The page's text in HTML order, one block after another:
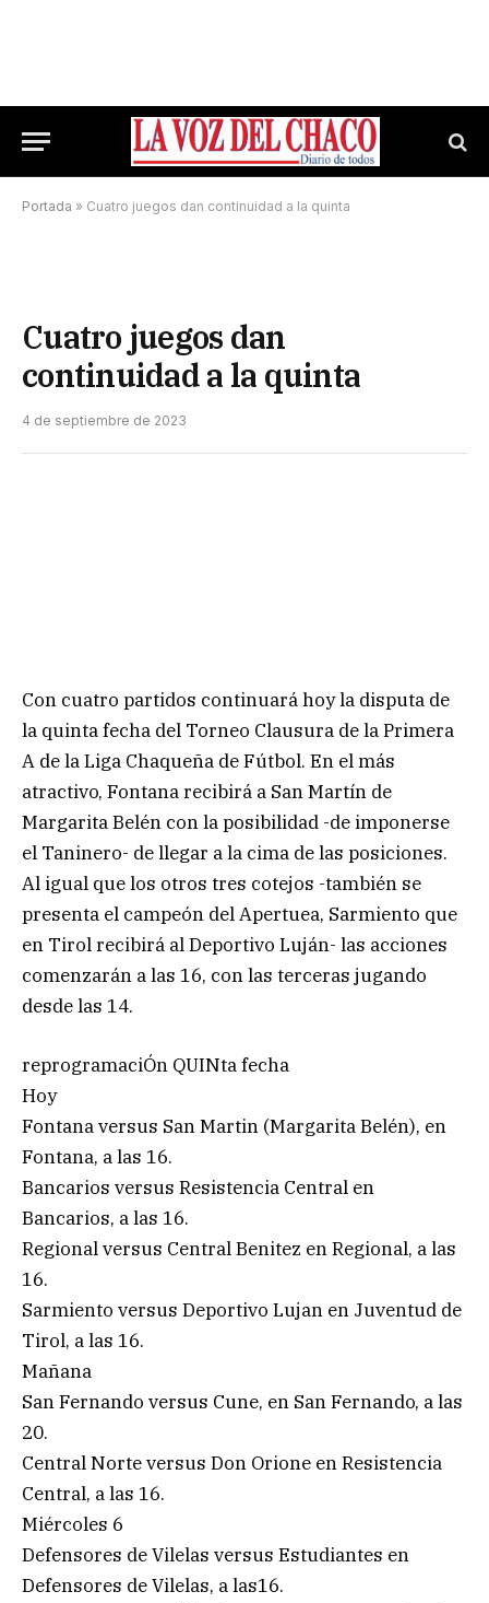
Portada » Cuatro juegos dan continuidad a la quinta
Cuatro juegos dan
continuidad a la quinta
4 de septiembre de 2023
Con cuatro partidos continuará hoy la disputa de
la quinta fecha del Torneo Clausura de la Primera
A de la Liga Chaqueña de Fútbol. En el más
atractivo, Fontana recibirá a San Martín de
Margarita Belén con la posibilidad -de imponerse
el Taninero- de llegar a la cima de las posiciones.
Al igual que los otros tres cotejos -también se
presenta el campeón del Apertuea, Sarmiento que
en Tirol recibirá al Deportivo Luján- las acciones
comenzarán a las 16, con las terceras jugando
desde las 14.
reprogramaciÓn QUINta fecha
Hoy
Fontana versus San Martin (Margarita Belén), en
Fontana, a las 16.
Bancarios versus Resistencia Central en
Bancarios, a las 16.
Regional versus Central Benitez en Regional, a las
16.
Sarmiento versus Deportivo Lujan en Juventud de
Tirol, a las 16.
Mañana
San Fernando versus Cune, en San Fernando, a las
20.
Central Norte versus Don Orione en Resistencia
Central, a las 16.
Miércoles 6
Defensores de Vilelas versus Estudiantes en
Defensores de Vilelas, a las16.